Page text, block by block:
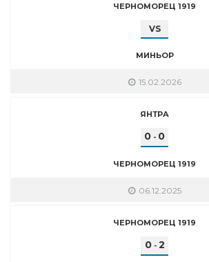
ЧЕРНОМОРЕЦ 1919
VS
МИНЬОР
15.02.2026
ЯНТРА
0 - 0
ЧЕРНОМОРЕЦ 1919
06.12.2025
ЧЕРНОМОРЕЦ 1919
0- 2